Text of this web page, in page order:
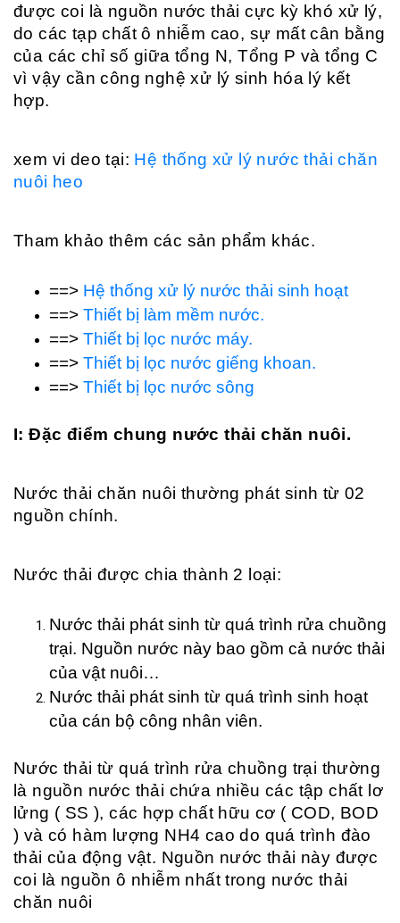
được coi là nguồn nước thải cực kỳ khó xử lý,
do các tạp chất ô nhiễm cao, sự mất cân bằng
của các chỉ số giữa tổng N, Tổng P và tổng C
vì vậy cần công nghệ xử lý sinh hóa lý kết
hợp.
xem vi deo tại: Hệ thống xử lý nước thải chăn
nuôi heo
Tham khảo thêm các sản phẩm khác.
==> Hệ thống xử lý nước thải sinh hoạt
==> Thiết bị làm mềm nước.
==> Thiết bị lọc nước máy.
==> Thiết bị lọc nước giếng khoan.
==> Thiết bị lọc nước sông
I: Đặc điểm chung nước thải chăn nuôi.
Nước thải chăn nuôi thường phát sinh từ 02
nguồn chính.
Nước thải được chia thành 2 loại:
Nước thải phát sinh từ quá trình rửa chuồng
trại. Nguồn nước này bao gồm cả nước thải
của vật nuôi…
Nước thải phát sinh từ quá trình sinh hoạt
của cán bộ công nhân viên.
Nước thải từ quá trình rửa chuồng trại thường
là nguồn nước thải chứa nhiều các tập chất lơ
lửng ( SS ), các hợp chất hữu cơ ( COD, BOD
) và có hàm lượng NH4 cao do quá trình đào
thải của động vật. Nguồn nước thải này được
coi là nguồn ô nhiễm nhất trong nước thải
chăn nuôi